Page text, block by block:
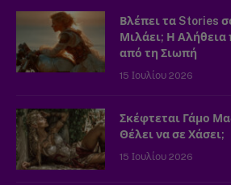
Βλέπει τα Stories
Μιλάει; Η
από τη Σιωπή
15 Ιουλίου 2026
Σκέφτεται Γάμο
Θέλει να σε Χάσει;
15 Ιουλίου 2026